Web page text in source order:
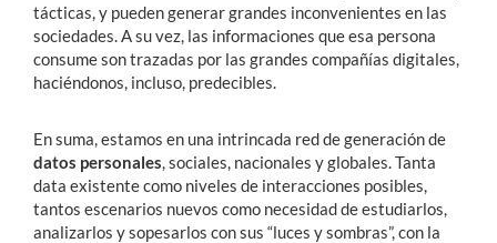
tácticas, y pueden generar grandes inconvenientes en las
sociedades. A su vez, las informaciones que esa persona
consume son trazadas por las grandes compañías digitales,
haciéndonos, incluso, predecibles.
En suma, estamos en una intrincada red de generación de
datos personales, sociales, nacionales y globales. Tanta
data existente como niveles de interacciones posibles,
tantos escenarios nuevos como necesidad de estudiarlos,
analizarlos y sopesarlos con sus “luces y sombras”, con la